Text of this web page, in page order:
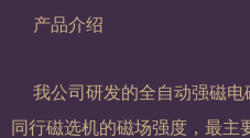
产品介绍
我公司研发的全自动强磁
同行磁选机的磁场强度，最主